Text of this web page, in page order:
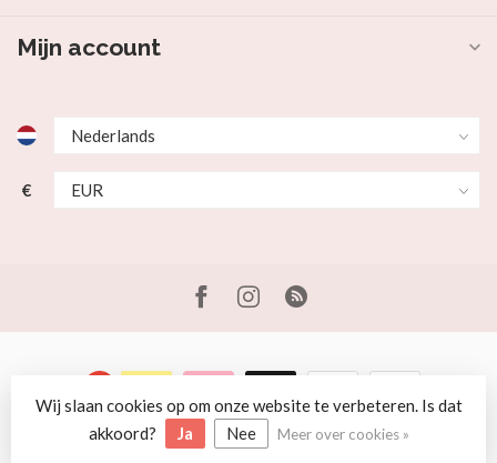
Mijn account
€
© Copyright 2026 Beer en Schaap
Wij slaan cookies op om onze website te verbeteren. Is dat
akkoord?
Ja Nee Meer over cookies »